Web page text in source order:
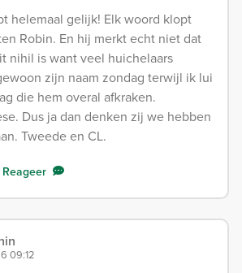
helemaal gelijk! Elk woord klopt
Robin. En hij merkt echt niet dat
nihil is want veel huichelaars
zijn naam zondag terwijl ik lui
die hem overal afkraken.
Dus ja dan denken zij we hebben
Tweede en CL.
Reageer
09:12